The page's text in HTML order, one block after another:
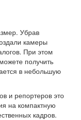
Убрав
камеры
При этом
получить
в небольшую
и репортеров это
на компактную
кадров.